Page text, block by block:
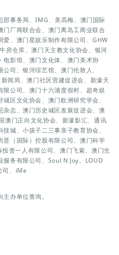
部事务局、IMG、美高梅、澳门国际
厂商联合会、澳门离岛工商业联合
、澳门星娱乐制作有限公司、GHW
仓库、澳门天主教文化协会、银河
影馆、澳门文化体、澳门美术协
司、银河综艺馆、澳门伦敦人、
闻局、澳门社区营建促进会、新濠天
公司、澳门十六浦度假村、超奇娱
区文化协会、澳门欧洲研究学会、
志、澳门历史城区发展促进会、澳
门正向文化协会、新濠影汇、通讯
城、小孩子二三事亲子教育协会、
（国际）控股有限公司、澳门科学
资一人有限公司、澳门飞索、澳门生
服务有限公司、Soul N Joy、LOUD
司、iMe
办单位查询。